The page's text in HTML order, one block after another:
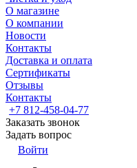
О магазине
О компании
Новости
Контакты
Доставка и оплата
Сертификаты
Отзывы
Контакты
+7 812-458-04-77
Заказать звонок
Задать вопрос
Войти